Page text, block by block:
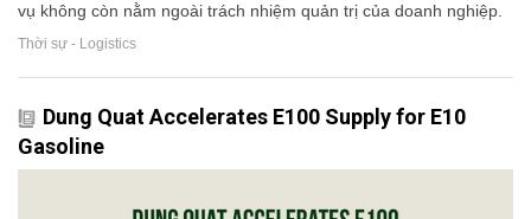
vụ không còn nằm ngoài trách nhiệm quản trị của doanh nghiệp.
Thời sự - Logistics
Dung Quat Accelerates E100 Supply for E10
Gasoline